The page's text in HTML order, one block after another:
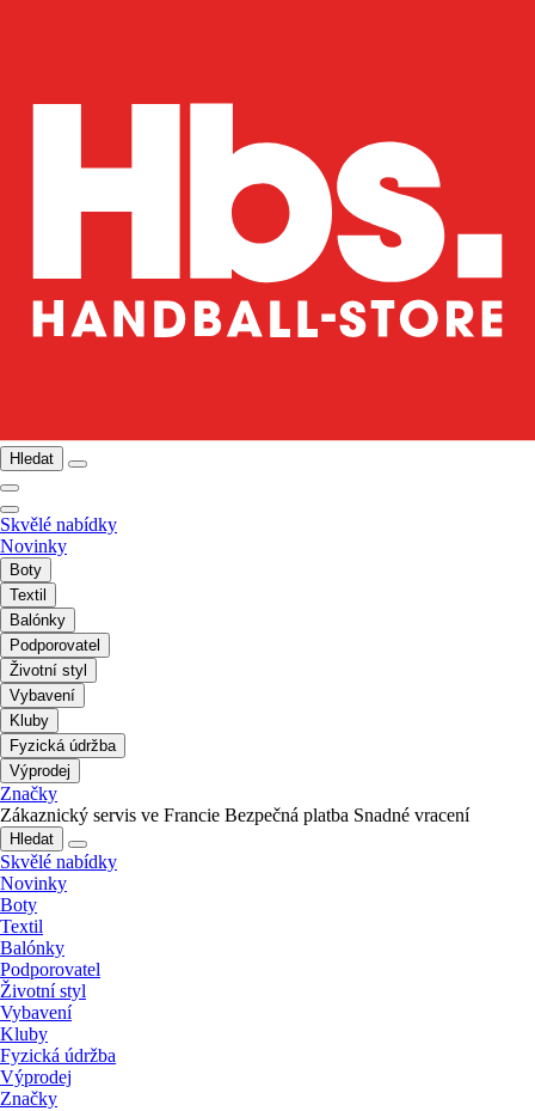
Hledat
Skvělé nabídky
Novinky
Boty
Textil
Balónky
Podporovatel
Životní styl
Vybavení
Kluby
Fyzická údržba
Výprodej
Značky
Zákaznický servis ve Francie Bezpečná platba Snadné vracení
Hledat
Skvělé nabídky
Novinky
Boty
Textil
Balónky
Podporovatel
Životní styl
Vybavení
Kluby
Fyzická údržba
Výprodej
Značky